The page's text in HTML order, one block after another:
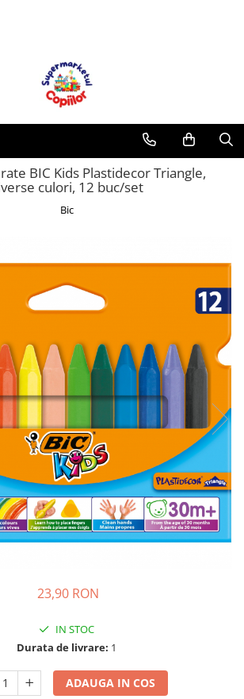
Copii
carioci
scolare
si accesorii
copii
BIC Kids Plastidecor Triangle,
culori, 12 buc/set
Bic
23,90 RON
IN STOC
Durata de livrare: 1
ADAUGA IN COS